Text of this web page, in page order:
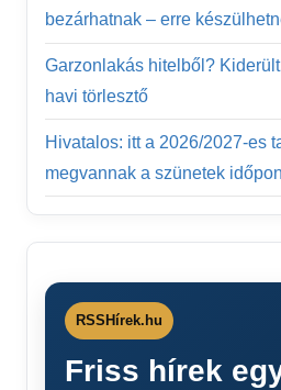
bezárhatnak – erre
Garzonlakás hitelből?
havi törlesztő
Hivatalos: itt a 2026/2027-es
megvannak a szünetek
RSSHírek.hu
Friss hírek